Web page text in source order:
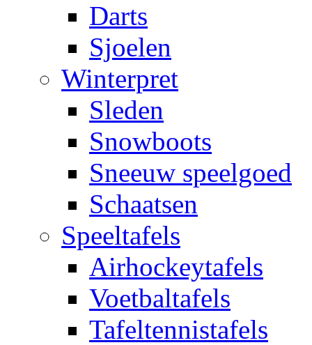
Darts
Sjoelen
Winterpret
Sleden
Snowboots
Sneeuw speelgoed
Schaatsen
Speeltafels
Airhockeytafels
Voetbaltafels
Tafeltennistafels